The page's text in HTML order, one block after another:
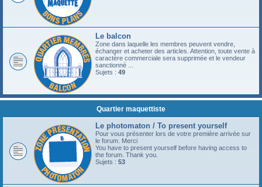
Le balcon
Zone dans laquelle les membres peuvent vendre,
échanger et acheter des articles. Attention, toute vente à
caractère commerciale sera supprimée et le vendeur
sanctionné ...
Sujets : 49
Quartier maquettiste
Le photomaton / To present yourself
Pour vous présenter lors de votre première arrivée sur
le forum. Merci
You have to present yourself before having access to
the forum. Thank you.
Sujets : 53